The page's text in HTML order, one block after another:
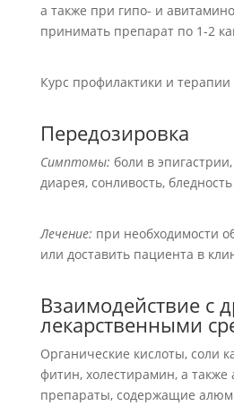
а также при гипо- и
принимать препарат по 1-2
Курс профилактики и терапии
Передозировка
Симптомы: боли в
диарея, сонливость,
Лечение: при необходимости
или доставить пациента в
Взаимодействие с
лекарственными
Органические кислоты, соли
фитин, холестирамин, а
препараты, содержащие